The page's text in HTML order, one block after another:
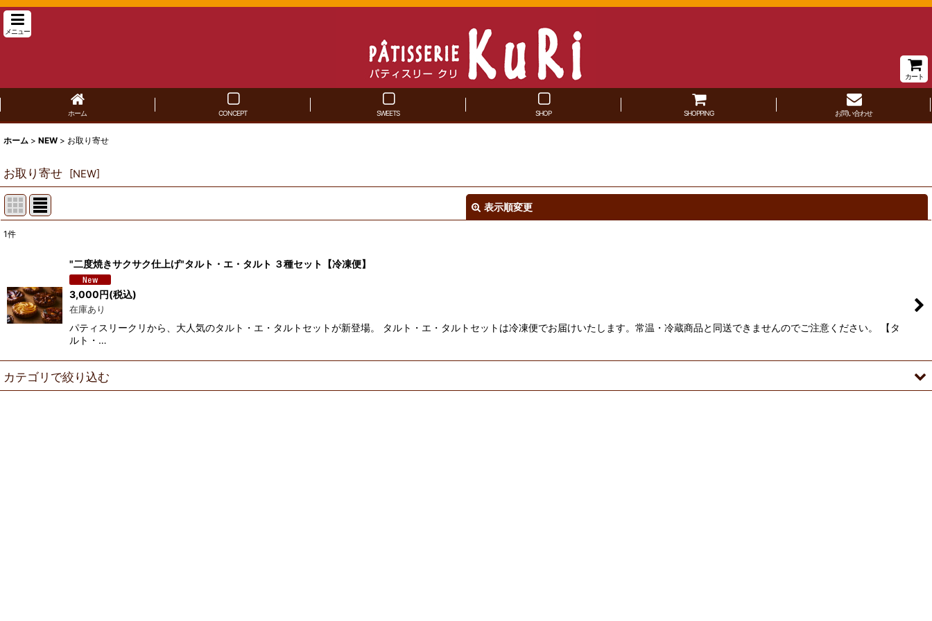
メニュー
カート
ホーム CONCEPT SWEETS SHOP SHOPPING お問い合わせ
ホーム > NEW > お取り寄せ
お取り寄せ [NEW]
表示順変更
表示数:
並び順:
絞り込む
1件
"二度焼きサクサク仕上げ"タルト・エ・タルト ３種セット【冷凍便】
3,000円(税込)
在庫あり
パティスリークリから、大人気のタルト・エ・タルトセットが新登場。 タルト・エ・タルトセットは冷凍便でお届けいたします。常温・冷蔵商品と同送できませんのでご注意ください。 【タ
ルト・…
カテゴリで絞り込む